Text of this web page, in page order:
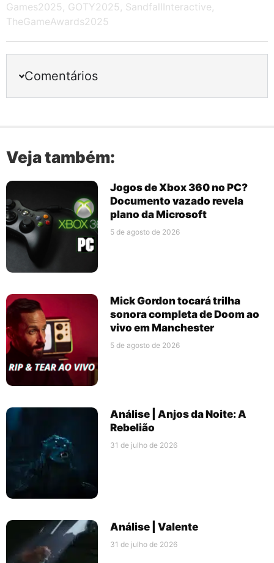
Games2025 , GOTY2025 , SandfallInteractive,
TheGameAwards2025
Comentários
Veja também:
Jogos de Xbox 360 no PC?
Documento vazado revela
plano da Microsoft
5 de agosto de 2026
Mick Gordon tocará trilha
sonora completa de Doom ao
vivo em Manchester
5 de agosto de 2026
Análise | Anjos da Noite: A
Rebelião
31 de julho de 2026
Análise | Valente
31 de julho de 2026